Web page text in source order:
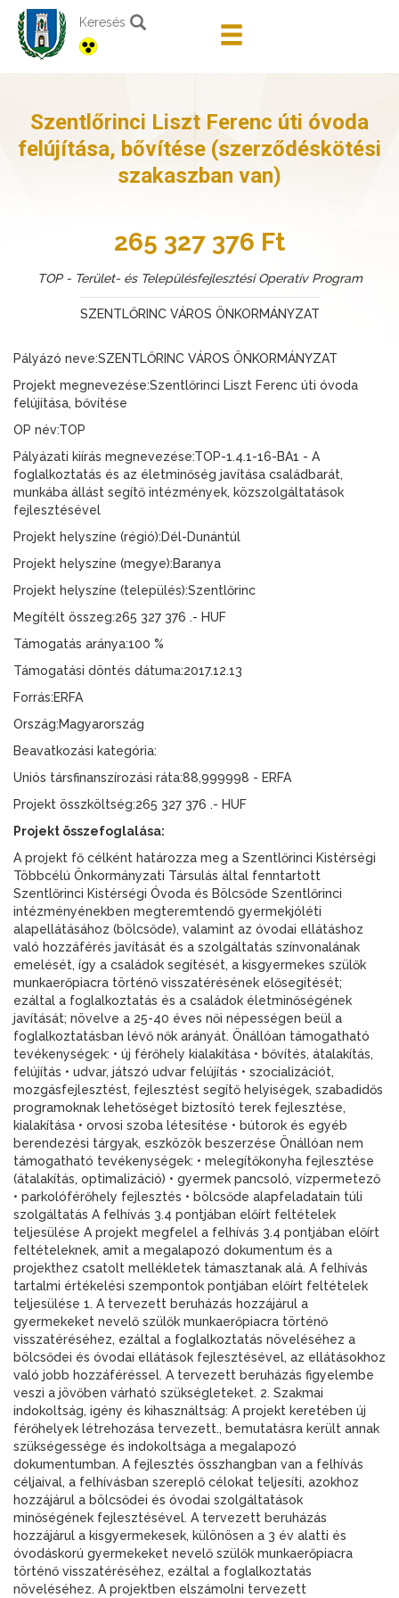
Keresés
Szentlőrinci Liszt Ferenc úti óvoda
felújítása, bővítése (szerződéskötési
szakaszban van)
265 327 376 Ft
TOP - Terület- és Településfejlesztési Operatív Program
SZENTLŐRINC VÁROS ÖNKORMÁNYZAT
Pályázó neve:SZENTLŐRINC VÁROS ÖNKORMÁNYZAT
Projekt megnevezése:Szentlőrinci Liszt Ferenc úti óvoda
felújítása, bővítése
OP név:TOP
Pályázati kiírás megnevezése:TOP-1.4.1-16-BA1 - A
foglalkoztatás és az életminőség javítása családbarát,
munkába állást segítő intézmények, közszolgáltatások
fejlesztésével
Projekt helyszíne (régió):Dél-Dunántúl
Projekt helyszíne (megye):Baranya
Projekt helyszíne (település):Szentlőrinc
Megítélt összeg:265 327 376 .- HUF
Támogatás aránya:100 %
Támogatási döntés dátuma:2017.12.13
Forrás:ERFA
Ország:Magyarország
Beavatkozási kategória:
Uniós társfinanszírozási ráta:88,999998 - ERFA
Projekt összköltség:265 327 376 .- HUF
Projekt összefoglalása:
A projekt fő célként határozza meg a Szentlőrinci Kistérségi
Többcélú Önkormányzati Társulás által fenntartott
Szentlőrinci Kistérségi Óvoda és Bölcsőde Szentlőrinci
intézményénekben megteremtendő gyermekjóléti
alapellátásához (bölcsőde), valamint az óvodai ellátáshoz
való hozzáférés javítását és a szolgáltatás színvonalának
emelését, így a családok segítését, a kisgyermekes szülők
munkaerőpiacra történő visszatérésének elősegítését;
ezáltal a foglalkoztatás és a családok életminőségének
javítását; növelve a 25-40 éves női népességen beül a
foglalkoztatásban lévő nők arányát. Önállóan támogatható
tevékenységek: • új férőhely kialakítása • bővítés, átalakítás,
felújítás • udvar, játszó udvar felújítás • szocializációt,
mozgásfejlesztést, fejlesztést segítő helyiségek, szabadidős
programoknak lehetőséget biztosító terek fejlesztése,
kialakítása • orvosi szoba létesítése • bútorok és egyéb
berendezési tárgyak, eszközök beszerzése Önállóan nem
támogatható tevékenységek: • melegítőkonyha fejlesztése
(átalakítás, optimalizáció) • gyermek pancsoló, vízpermetező
• parkolóférőhely fejlesztés • bölcsőde alapfeladatain túli
szolgáltatás A felhívás 3.4 pontjában előírt feltételek
teljesülése A projekt megfelel a felhívás 3.4 pontjában előírt
feltételeknek, amit a megalapozó dokumentum és a
projekthez csatolt mellékletek támasztanak alá. A felhívás
tartalmi értékelési szempontok pontjában előírt feltételek
teljesülése 1. A tervezett beruházás hozzájárul a
gyermekeket nevelő szülők munkaerőpiacra történő
visszatéréséhez, ezáltal a foglalkoztatás növeléséhez a
bölcsődei és óvodai ellátások fejlesztésével, az ellátásokhoz
való jobb hozzáféréssel. A tervezett beruházás figyelembe
veszi a jövőben várható szükségleteket. 2. Szakmai
indokoltság, igény és kihasználtság: A projekt keretében új
férőhelyek létrehozása tervezett., bemutatásra került annak
szükségessége és indokoltsága a megalapozó
dokumentumban. A fejlesztés összhangban van a felhívás
céljaival, a felhívásban szereplő célokat teljesíti, azokhoz
hozzájárul a bölcsődei és óvodai szolgáltatások
minőségének fejlesztésével. A tervezett beruházás
hozzájárul a kisgyermekesek, különösen a 3 év alatti és
óvodáskorú gyermekeket nevelő szülők munkaerőpiacra
történő visszatéréséhez, ezáltal a foglalkoztatás
növeléséhez. A projektben elszámolni tervezett